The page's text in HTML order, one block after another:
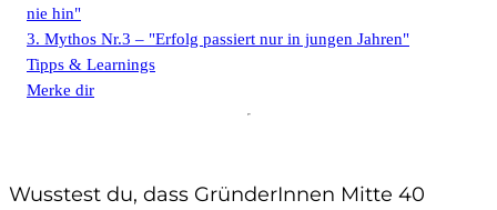
nie hin"
3. Mythos Nr.3 – "Erfolg passiert nur in jungen Jahren"
Tipps & Learnings
Merke dir
Wusstest du, dass GründerInnen Mitte 40